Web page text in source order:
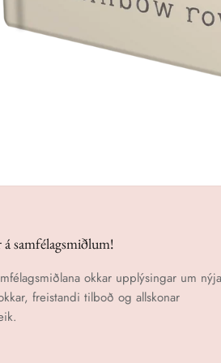
samfélagsmiðlum!
okkar upplýsingar um
freistandi tilboð og allskonar